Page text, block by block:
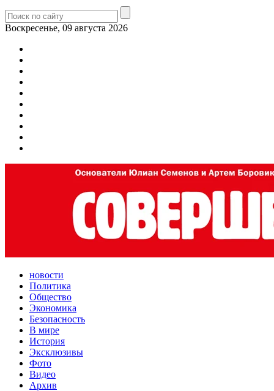
Воскресенье, 09 августа 2026
новости
Политика
Общество
Экономика
Безопасность
В мире
История
Эксклюзивы
Фото
Видео
Архив